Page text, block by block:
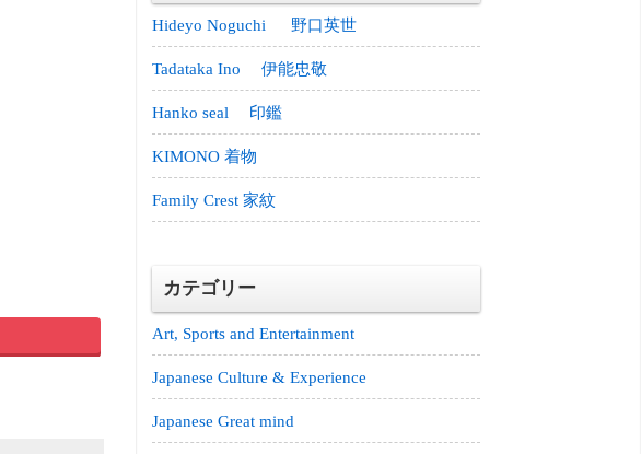
Hideyo Noguchi 野口英世
Tadataka Ino 伊能忠敬
Hanko seal 印鑑
KIMONO 着物
Family Crest 家紋
カテゴリー
Art, Sports and Entertainment
Japanese Culture & Experience
Japanese Great mind